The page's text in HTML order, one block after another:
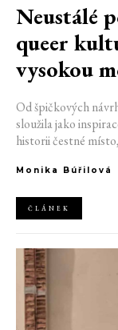
Neustálé
queer
vysokou
Od špičkových
sloužila jako
historii čestné
postihům a
druhého a díky
společnosti prostor
Monika Búřilová
ČLÁNEK